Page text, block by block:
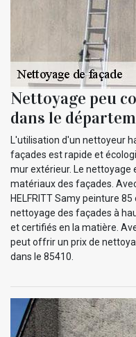
Nettoyage peu
dans le
L'utilisation d'un nettoyeur
façades est rapide et
mur extérieur. Le
matériaux des façades.
HELFRITT Samy peinture
nettoyage des façades à
et certifiés en la matière.
peut offrir un prix de
dans le 85410.